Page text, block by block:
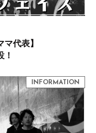
代表】